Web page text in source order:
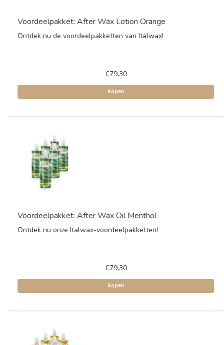
Voordeelpakket: After Wax Lotion Orange
Ontdek nu de voordeelpakketten van Italwax!
€79,30
Kopen
Voordeelpakket: After Wax Oil Menthol
Ontdek nu onze Italwax-voordeelpakketten!
€79,30
Kopen